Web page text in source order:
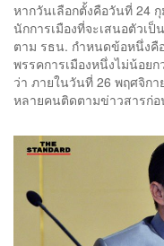
หากวันเลือกตั้งคือวันที่ 24
นักการเมืองที่จะเสนอตัวเ
ตาม รธน. กำหนดข้อหนึ่งคื
พรรคการเมืองหนึ่งไม่น้อย
ว่า ภายในวันที่ 26 พฤศจิก
หลายคนติดตามข่าวสารก่